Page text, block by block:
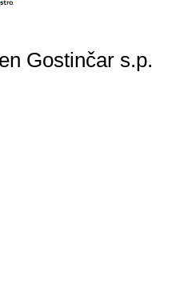
Gostinčar s.p.